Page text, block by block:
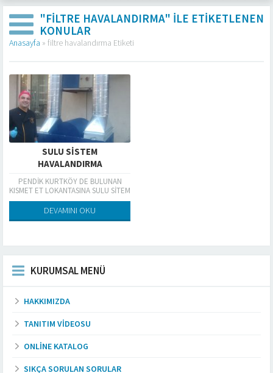
"FILTRE HAVALANDIRMA" ILE ETIKETLENEN
KONULAR
Anasayfa » filtre havalandırma Etiketi
SULU SISTEM
HAVALANDIRMA
PENDİK KURTKÖY DE BULUNAN
KISMET ET LOKANTASINA SULU SİTEM
HAVALANDIRMA YAPILDI
DEVAMINI OKU
KURUMSAL MENÜ
HAKKIMIZDA
TANITIM VIDEOSU
ONLINE KATALOG
SIKÇA SORULAN SORULAR